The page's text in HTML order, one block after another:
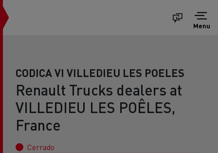
Menu
CODICA VI VILLEDIEU LES POELES
Renault Trucks dealers at
VILLEDIEU LES POÊLES,
France
Cerrado